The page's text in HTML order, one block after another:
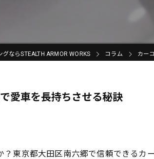
ならSTEALTH ARMOR WORKS コラム カー
愛車を長持ちさせる秘訣
東京都大田区南六郷で信頼できるカ